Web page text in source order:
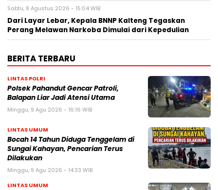
Sabtu, 8 Agustus 2026 - 15:04 WIB
Dari Layar Lebar, Kepala BNNP Kalteng Tegaskan
Perang Melawan Narkoba Dimulai dari Kepedulian
BERITA TERBARU
LINTAS POLRI
Polsek Pahandut Gencar Patroli,
Balapan Liar Jadi Atensi Utama
Minggu, 9 Agu 2026 - 16:16 WIB
LINTAS UMUM
Bocah 14 Tahun Diduga Tenggelam di
Sungai Kahayan, Pencarian Terus
Dilakukan
Minggu, 9 Agu 2026 - 14:33 WIB
LINTAS UMUM